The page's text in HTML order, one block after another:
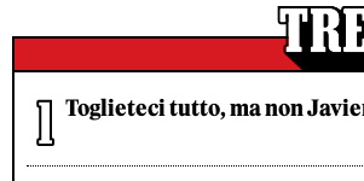
Toglieteci tutto, ma non